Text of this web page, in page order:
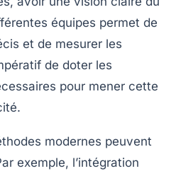
équipes permet de
et de mesurer les
de doter les
pour mener cette
modernes peuvent
exemple, l’intégration